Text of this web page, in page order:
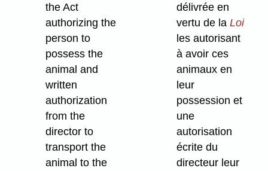
the Act
authorizing the
person to
possess the
animal and
written
authorization
from the
director to
transport the
animal to the
délivrée en
vertu de laLoi
les autorisant
à avoir ces
animaux en
leur
possession et
une
autorisation
écrite du
directeur leur